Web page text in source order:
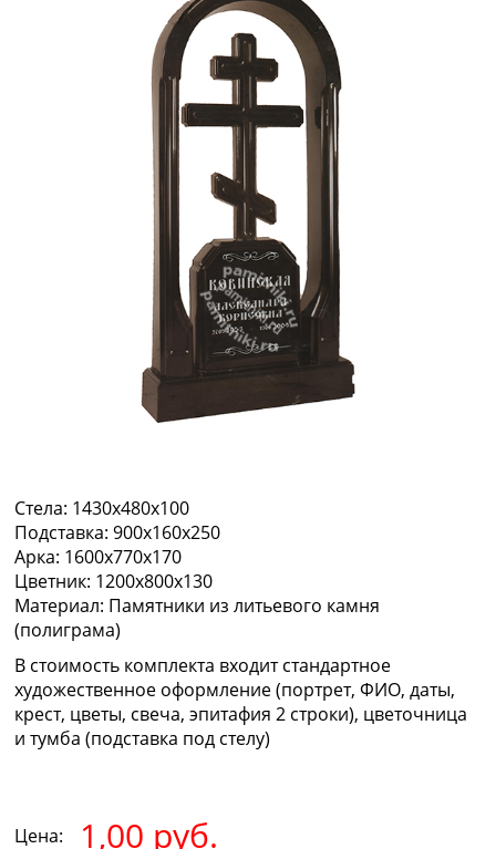
Стела: 1430х480х100
Подставка:900х160х250
Арка: 1600х770х170
Цветник: 1200х800х130
Материал: Памятники из литьевого камня
(полиграма)
В стоимость комплекта входит стандартное
художественное оформление (портрет, ФИО, даты,
крест, цветы, свеча, эпитафия 2 строки), цветочница
и тумба (подставка под стелу)
Цена: 1,00 руб.